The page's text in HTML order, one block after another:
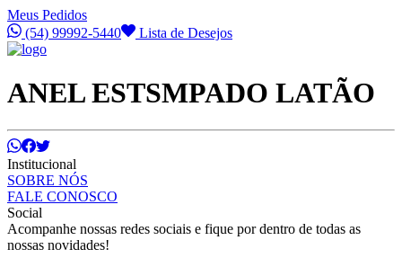
Meus Pedidos
(54) 99992-5440
Lista de Desejos
ANEL ESTSMPADO LATÃO
Institucional
SOBRE NÓS
FALE CONOSCO
Social
Acompanhe nossas redes sociais e fique por dentro de todas as
nossas novidades!